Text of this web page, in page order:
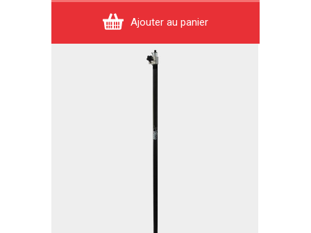
Ajouter au panier